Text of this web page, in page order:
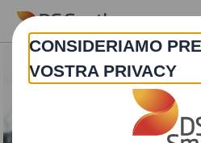
Skip to main content